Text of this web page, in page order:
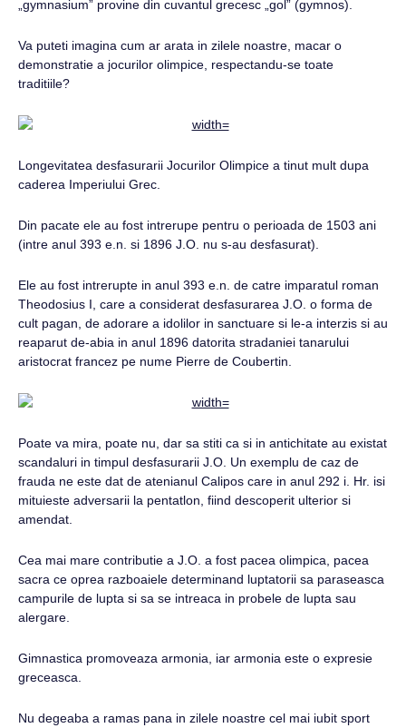
„gymnasium” provine din cuvantul grecesc „gol” (gymnos).
Va puteti imagina cum ar arata in zilele noastre, macar o
demonstratie a jocurilor olimpice, respectandu-se toate
traditiile?
Longevitatea desfasurarii Jocurilor Olimpice a tinut mult dupa
caderea Imperiului Grec.
Din pacate ele au fost intrerupe pentru o perioada de 1503 ani
(intre anul 393 e.n. si 1896 J.O. nu s-au desfasurat).
Ele au fost intrerupte in anul 393 e.n. de catre imparatul roman
Theodosius I, care a considerat desfasurarea J.O. o forma de
cult pagan, de adorare a idolilor in sanctuare si le-a interzis si au
reaparut de-abia in anul 1896 datorita stradaniei tanarului
aristocrat francez pe nume Pierre de Coubertin.
Poate va mira, poate nu, dar sa stiti ca si in antichitate au existat
scandaluri in timpul desfasurarii J.O. Un exemplu de caz de
frauda ne este dat de atenianul Calipos care in anul 292 i. Hr. isi
mituieste adversarii la pentatlon, fiind descoperit ulterior si
amendat.
Cea mai mare contributie a J.O. a fost pacea olimpica, pacea
sacra ce oprea razboaiele determinand luptatorii sa paraseasca
campurile de lupta si sa se intreaca in probele de lupta sau
alergare.
Gimnastica promoveaza armonia, iar armonia este o expresie
greceasca.
Nu degeaba a ramas pana in zilele noastre cel mai iubit sport